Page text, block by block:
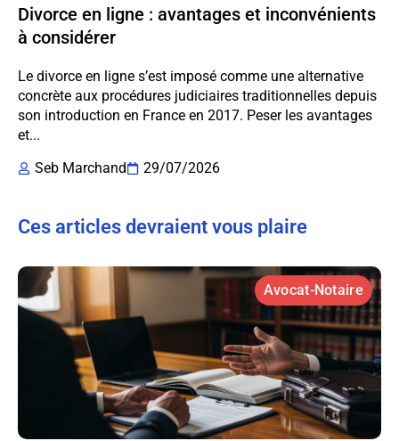
Divorce en ligne : avantages et inconvénients
à considérer
Le divorce en ligne s’est imposé comme une alternative
concrète aux procédures judiciaires traditionnelles depuis
son introduction en France en 2017. Peser les avantages
et...
Seb Marchand
29/07/2026
Ces articles devraient vous plaire
Avocat-Notaire